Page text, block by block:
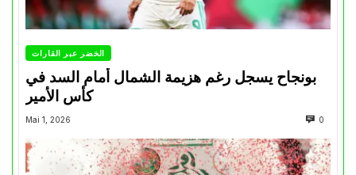
الخضر عبر القارات
بونجاح يسجل رغم هزيمة الشمال أمام السد في
كأس الأمير
Mai 1, 2026 0